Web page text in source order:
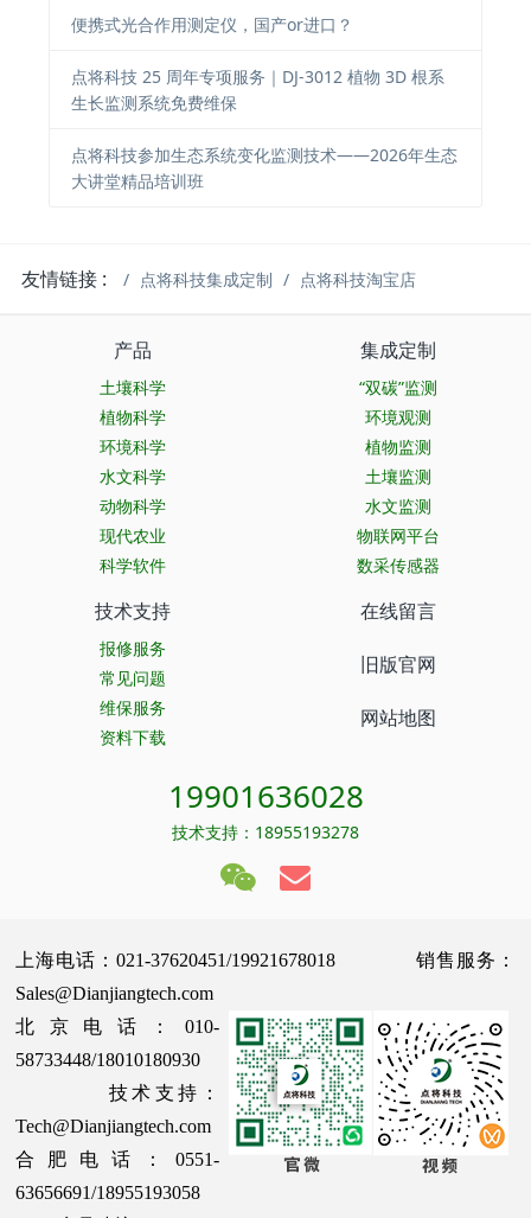
便携式光合作用测定仪，国产or进口？
点将科技 25 周年专项服务｜DJ-3012 植物 3D 根系
生长监测系统免费维保
点将科技参加生态系统变化监测技术——2026年生态
大讲堂精品培训班
友情链接 : 点将科技集成定制 点将科技淘宝店
产品
土壤科学
植物科学
环境科学
水文科学
动物科学
现代农业
科学软件
集成定制
“双碳”监测
环境观测
植物监测
土壤监测
水文监测
物联网平台
数采传感器
技术支持
报修服务
常见问题
维保服务
资料下载
在线留言
旧版官网
网站地图
19901636028
技术支持：18955193278
上海电话：021-37620451/19921678018 销售服务：
Sales@Dianjiangtech.com
北京电话：010-
58733448/18010180930
技术支持：
Tech@Dianjiangtech.com
合肥电话：0551-
63656691/18955193058